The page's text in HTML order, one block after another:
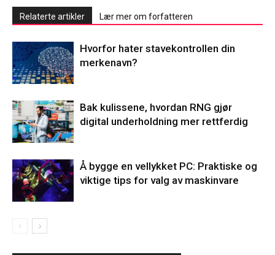
Relaterte artikler Lær mer om forfatteren
Hvorfor hater stavekontrollen din
merkenavn?
Bak kulissene, hvordan RNG gjør
digital underholdning mer rettferdig
Å bygge en vellykket PC: Praktiske og
viktige tips for valg av maskinvare